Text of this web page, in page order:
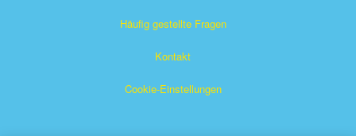
Häufig gestellte Fragen
Kontakt
Cookie-Einstellungen